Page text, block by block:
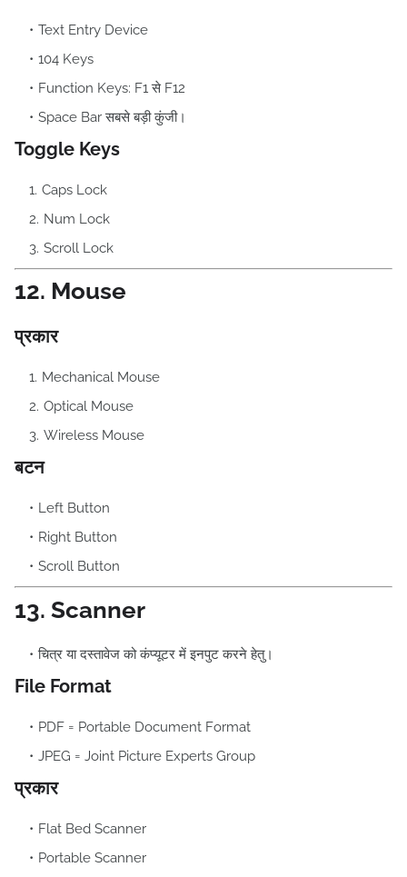
Text Entry Device
104 Keys
Function Keys: F1 से F12
Space Bar सबसे बड़ी कुंजी।
Toggle Keys
Caps Lock
Num Lock
Scroll Lock
12. Mouse
प्रकार
Mechanical Mouse
Optical Mouse
Wireless Mouse
बटन
Left Button
Right Button
Scroll Button
13. Scanner
चित्र या दस्तावेज को कंप्यूटर में इनपुट करने हेतु।
File Format
PDF = Portable Document Format
JPEG = Joint Picture Experts Group
प्रकार
Flat Bed Scanner
Portable Scanner